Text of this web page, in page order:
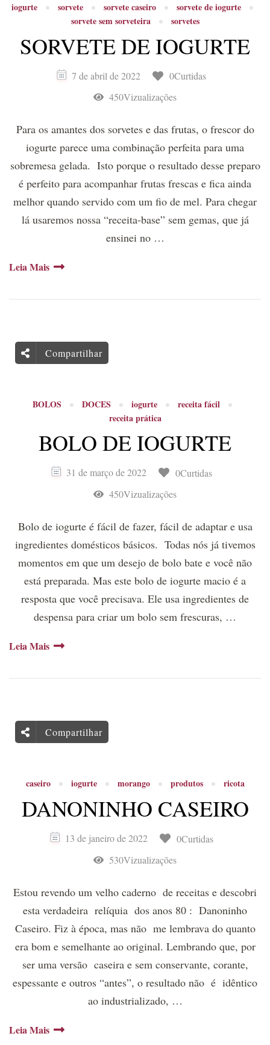
iogurte sorvete sorvete caseiro
sorvete de iogurte
sorvete sem sorveteira
sorvetes
SORVETE DE IOGURTE
7 de abril de 2022
0Curtidas
450Vizualizações
Para os amantes dos sorvetes e das frutas, o frescor do
iogurte parece uma combinação perfeita para uma
sobremesa gelada. Isto porque o resultado desse preparo
é perfeito para acompanhar frutas frescas e fica ainda
melhor quando servido com um fio de mel. Para chegar
lá usaremos nossa “receita-base” sem gemas, que já
ensinei no …
Leia Mais
Compartilhar
BOLOS DOCES iogurte
receita fácil
receita prática
BOLO DE IOGURTE
31 de março de 2022
0Curtidas
450Vizualizações
Bolo de iogurte é fácil de fazer, fácil de adaptar e usa
ingredientes domésticos básicos. Todas nós já tivemos
momentos em que um desejo de bolo bate e você não
está preparada. Mas este bolo de iogurte macio é a
resposta que você precisava. Ele usa ingredientes de
despensa para criar um bolo sem frescuras, …
Leia Mais
Compartilhar
caseiro iogurte morango produtos ricota
DANONINHO CASEIRO
13 de janeiro de 2022
0Curtidas
530Vizualizações
Estou revendo um velho caderno de receitas e descobri
esta verdadeira relíquia dos anos 80 : Danoninho
Caseiro. Fiz à época, mas não me lembrava do quanto
era bom e semelhante ao original. Lembrando que, por
ser uma versão caseira e sem conservante, corante,
espessante e outros “antes”, o resultado não é idêntico
ao industrializado, …
Leia Mais